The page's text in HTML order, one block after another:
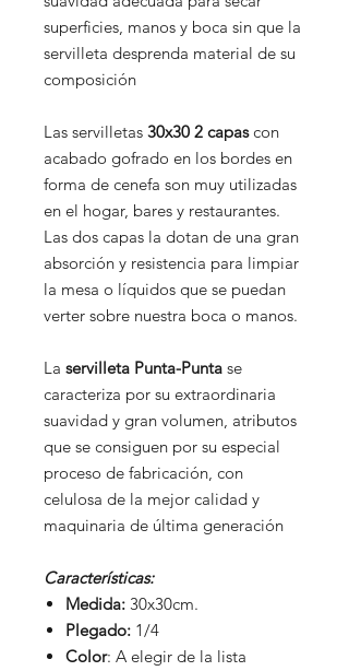
superficies, manos y boca sin que la
servilleta desprenda material de su
composición
Las servilletas 30x30 2 capascon
acabado gofrado en los bordes en
forma de cenefa son muy utilizadas
en el hogar, bares y restaurantes.
Las dos capas la dotan de una gran
absorción y resistencia para limpiar
la mesa o líquidos que se puedan
verter sobre nuestra boca o manos.
La servilleta Punta-Punta se
caracteriza por su extraordinaria
suavidad y gran volumen, atributos
que se consiguen por su especial
proceso de fabricación, con
celulosa de la mejor calidad y
maquinaria de última generación
Características:
Medida: 30x30cm.
Plegado: 1/4
Color: A elegir de la lista